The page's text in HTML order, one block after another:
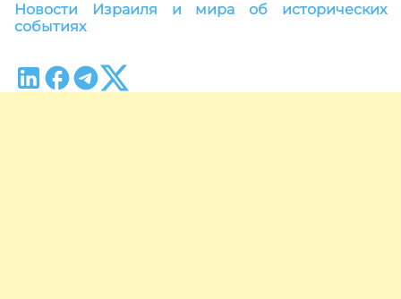
Новости Израиля и мира об исторических
событиях